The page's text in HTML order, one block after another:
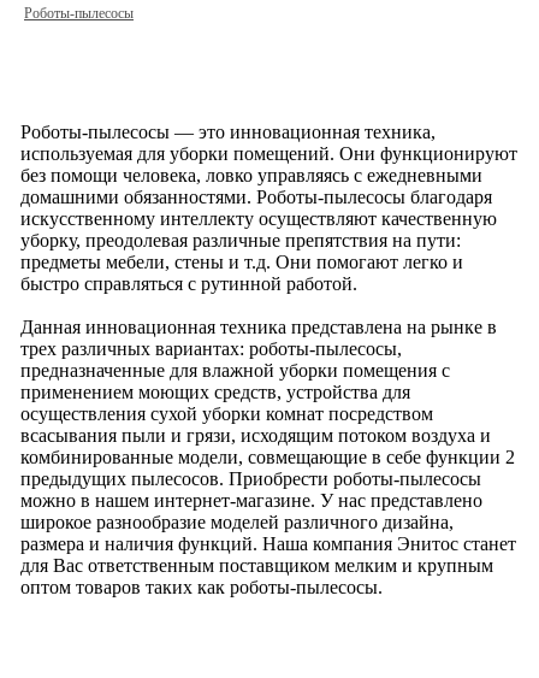
Роботы-пылесосы
Роботы-пылесосы — это инновационная техника,
используемая для уборки помещений. Они функционируют
без помощи человека, ловко управляясь с ежедневными
домашними обязанностями. Роботы-пылесосы благодаря
искусственному интеллекту осуществляют качественную
уборку, преодолевая различные препятствия на пути:
предметы мебели, стены и т.д. Они помогают легко и
быстро справляться с рутинной работой.
Данная инновационная техника представлена на рынке в
трех различных вариантах: роботы-пылесосы,
предназначенные для влажной уборки помещения с
применением моющих средств, устройства для
осуществления сухой уборки комнат посредством
всасывания пыли и грязи, исходящим потоком воздуха и
комбинированные модели, совмещающие в себе функции 2
предыдущих пылесосов. Приобрести роботы-пылесосы
можно в нашем интернет-магазине. У нас представлено
широкое разнообразие моделей различного дизайна,
размера и наличия функций. Наша компания Энитос станет
для Вас ответственным поставщиком мелким и крупным
оптом товаров таких как роботы-пылесосы.